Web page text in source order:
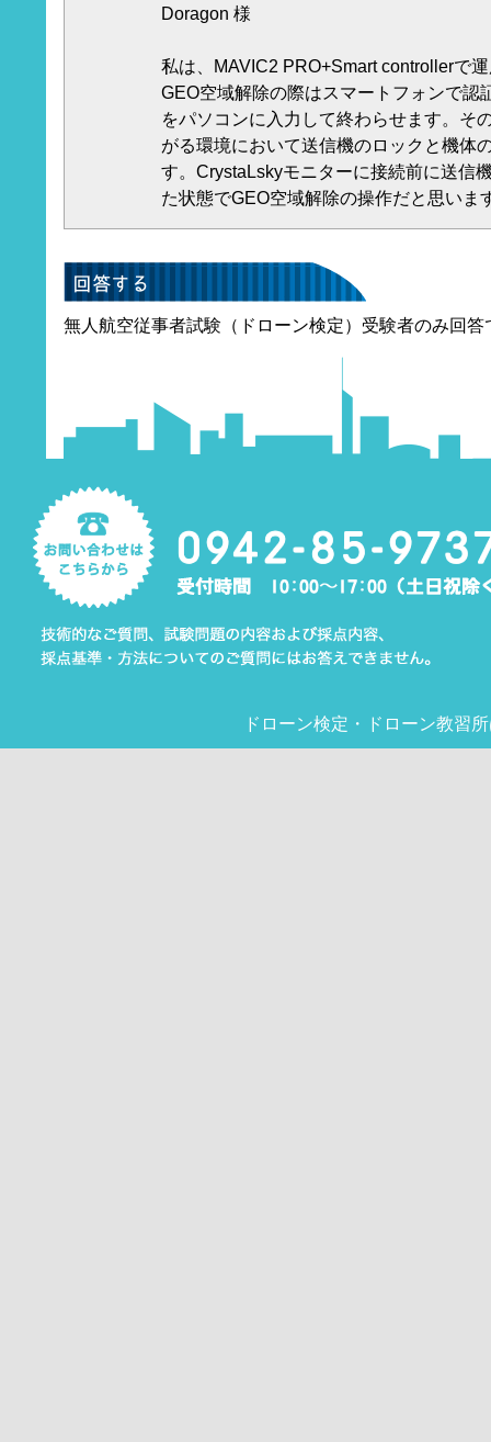
Doragon 様
私は、MAVIC2 PRO+Smart controllerで
GEO空域解除の際はスマートフォンで認
をパソコンに入力して終わらせます。そ
がる環境において送信機のロックと機体
す。CrystaLskyモニターに接続前に送信
た状態でGEO空域解除の操作だと思いま
無人航空従事者試験（ドローン検定）受験者のみ回答
ドローン検定 ・ ドローン教習所